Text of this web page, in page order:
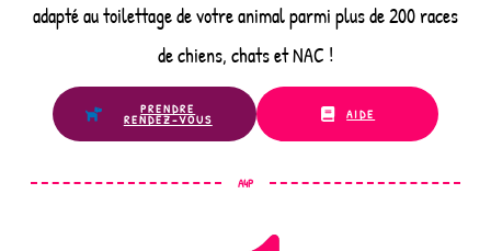
adapté au toilettage de votre animal parmi plus de 200 races
de chiens, chats et NAC !
PRENDRE
RENDEZ-VOUS AIDE
A4P